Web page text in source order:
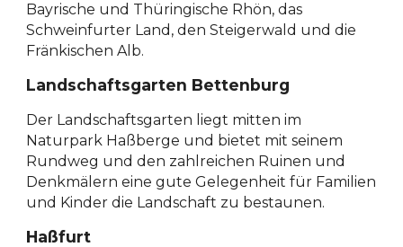
Bayrische und Thüringische Rhön, das
Schweinfurter Land, den Steigerwald und die
Fränkischen Alb.
Landschaftsgarten Bettenburg
Der Landschaftsgarten liegt mitten im
Naturpark Haßberge und bietet mit seinem
Rundweg und den zahlreichen Ruinen und
Denkmälern eine gute Gelegenheit für Familien
und Kinder die Landschaft zu bestaunen.
Haßfurt